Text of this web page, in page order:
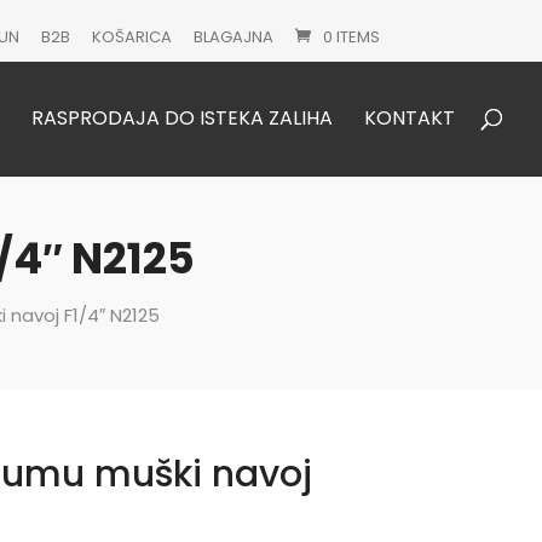
B2B KOŠARICA BLAGAJNA 0 ITEMS
RASPRODAJA DO ISTEKA ZALIHA KONTAKT
Products
N2125
F1/4″ N2125
muški navoj